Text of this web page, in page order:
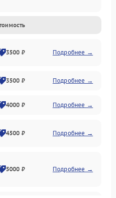
и интерфейсов
3500 ₽ Подробнее →
3500 ₽ Подробнее →
4000 ₽ Подробнее →
4500 ₽ Подробнее →
5000 ₽ Подробнее →